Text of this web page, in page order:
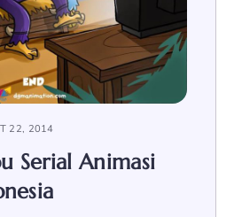
22, 2014
Serial Animasi